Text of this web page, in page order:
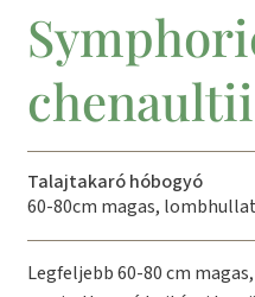
chenaultii
Talajtakaró hóbogyó
60-80cm magas,
Legfeljebb 60-80 cm